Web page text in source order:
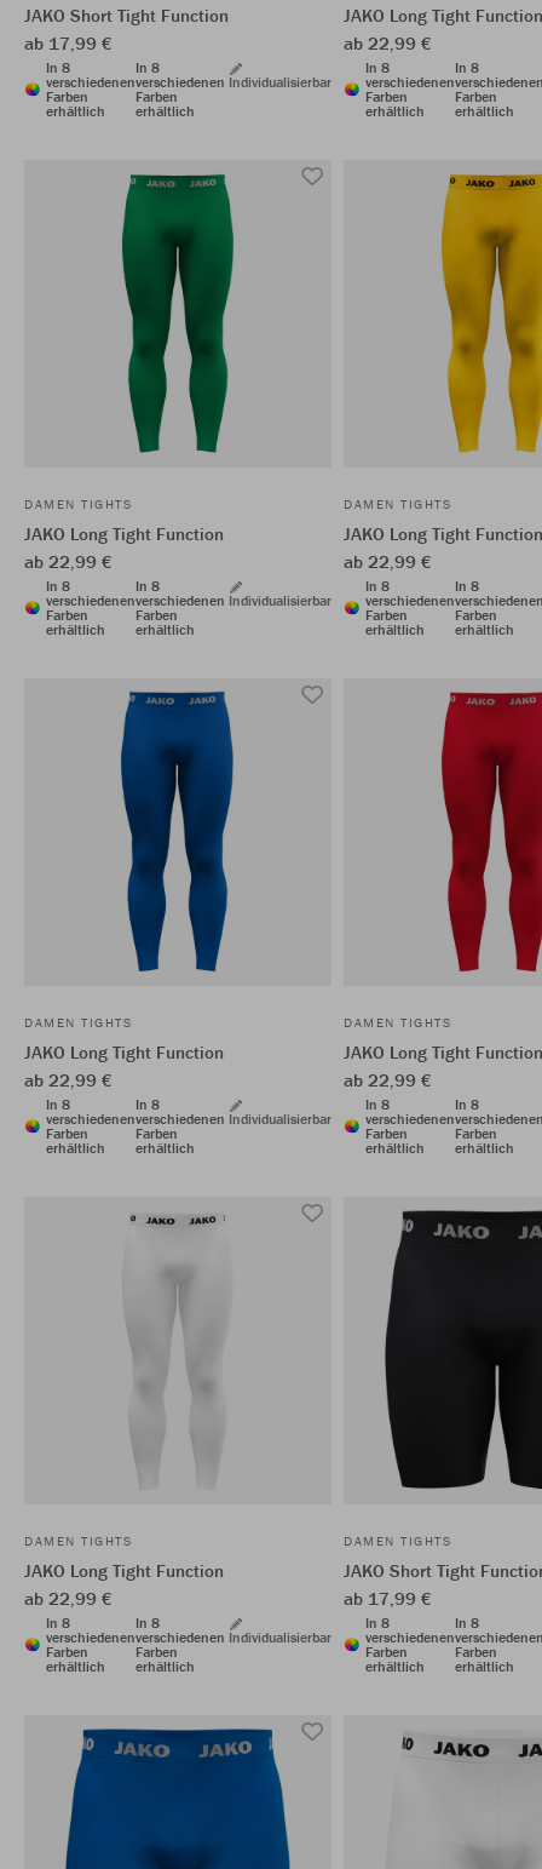
JAKO Short Tight Function
ab 17,99 €
In 8
verschiedenen
Farben
erhältlich
In 8
verschiedenen
Farben
erhältlich
Individualisierbar
JAKO Long Tight Function
ab 22,99 €
In 8
verschiedenen
Farben
erhältlich
In 8
Farben
erhältlich
DAMEN TIGHTS
JAKO Long Tight Function
ab 22,99 €
In 8
verschiedenen
Farben
erhältlich
In 8
verschiedenen
Farben
erhältlich
Individualisierbar
DAMEN TIGHTS
JAKO Long Tight Function
ab 22,99 €
In 8
verschiedenen
Farben
erhältlich
In 8
Farben
erhältlich
DAMEN TIGHTS
JAKO Long Tight Function
ab 22,99 €
In 8
verschiedenen
Farben
erhältlich
In 8
verschiedenen
Farben
erhältlich
Individualisierbar
DAMEN TIGHTS
JAKO Long Tight Function
ab 22,99 €
In 8
verschiedenen
Farben
erhältlich
In 8
Farben
erhältlich
DAMEN TIGHTS
JAKO Long Tight Function
ab 22,99 €
In 8
verschiedenen
Farben
erhältlich
In 8
verschiedenen
Farben
erhältlich
Individualisierbar
DAMEN TIGHTS
JAKO Short Tight
ab 17,99 €
In 8
verschiedenen
Farben
erhältlich
In 8
Farben
erhältlich